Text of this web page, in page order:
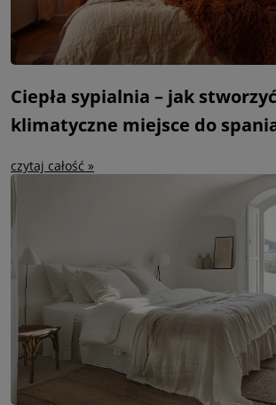
Ciepła sypialnia – jak stworzyć
klimatyczne miejsce do
czytaj całość »